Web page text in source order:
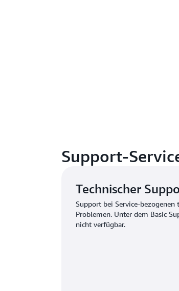
Support-
Technischer
Support bei Service-bezogenen
Problemen. Unter dem Basic
nicht verfügbar.